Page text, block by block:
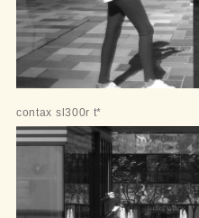
contax sl300r t*